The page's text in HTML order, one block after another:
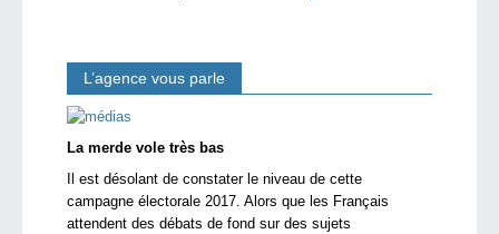
L’agence vous parle
La merde vole très bas
Il est désolant de constater le niveau de cette
campagne électorale 2017. Alors que les Français
attendent des débats de fond sur des sujets